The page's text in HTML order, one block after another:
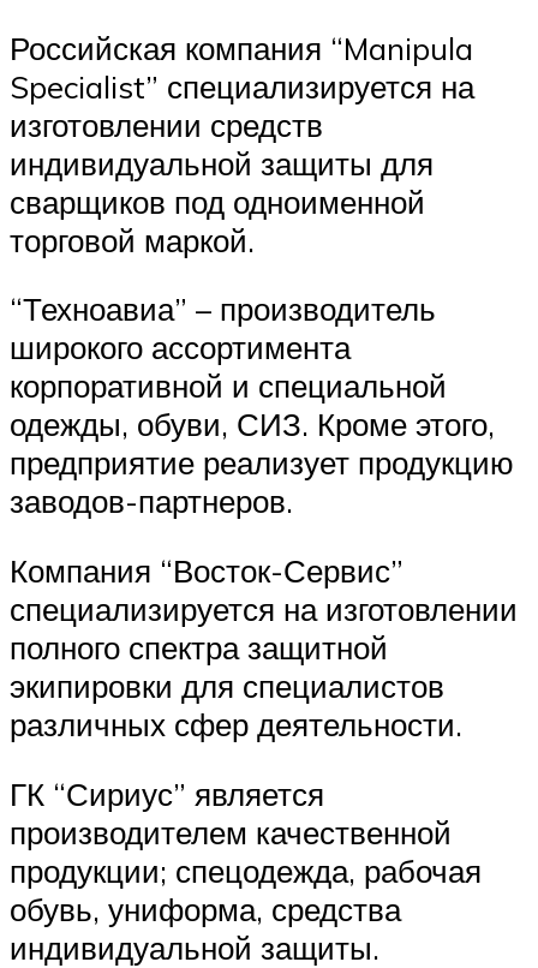
Российская компания “Manipula
Specialist” специализируется на
изготовлении средств
индивидуальной защиты для
сварщиков под одноименной
торговой маркой.
“Техноавиа” – производитель
широкого ассортимента
корпоративной и специальной
одежды, обуви, СИЗ. Кроме этого,
предприятие реализует продукцию
заводов-партнеров.
Компания “Восток-Сервис”
специализируется на изготовлении
полного спектра защитной
экипировки для специалистов
различных сфер деятельности.
ГК “Сириус” является
производителем качественной
продукции; спецодежда, рабочая
обувь, униформа, средства
индивидуальной защиты.